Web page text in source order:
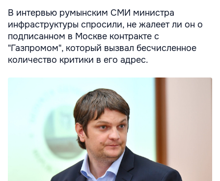
В интервью румынским СМИ министра
инфраструктуры спросили, не жалеет ли он о
подписанном в Москве контракте с
"Газпромом", который вызвал бесчисленное
количество критики в его адрес.